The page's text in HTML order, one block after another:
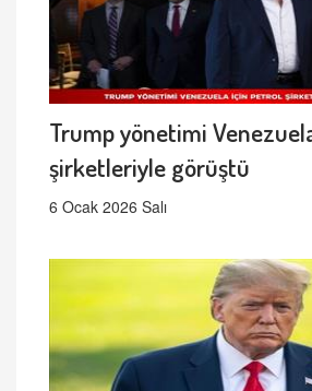
Trump yönetimi
şirketleriyle görüştü
6 Ocak 2026 Salı